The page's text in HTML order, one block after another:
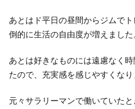
あとはド平日の昼間からジムで
倒的に生活の自由度が増えました
あとは好きなものには遠慮なく
たので、充実感を感じやすくなり
元々サラリーマンで働いていた